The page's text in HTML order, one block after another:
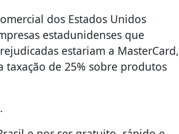
dos Estados Unidos
estadunidenses que
estariam a MasterCard,
taxação de 25% sobre produtos